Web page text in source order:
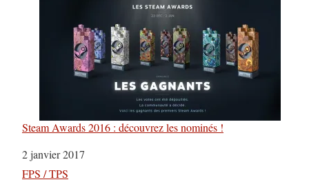
Steam Awards 2016 : découvrez les nominés !
Date
2 janvier 2017
Par rapport à
FPS / TPS